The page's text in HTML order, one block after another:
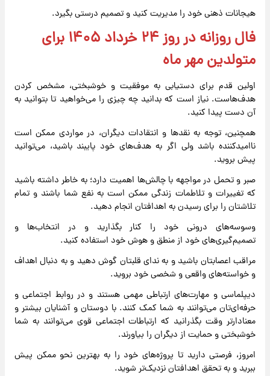
هیجانات ذهنی خود را مدیریت کنید و تصمیم درستی بگیرد.
فال روزانه در روز ۲۴ خرداد ۱۴۰۵ برای
متولدین مهر ماه
اولین قدم برای دستیابی به موفقیت و خوشبختی، مشخص کردن
هدف‌هاست. نیاز است که بدانید چه چیزی را می‌خواهید تا بتوانید به
آن دست پیدا کنید.
همچنین، توجه به نقدها و انتقادات دیگران، در مواردی ممکن است
ناامیدکننده باشد ولی اگر به هدف‌های خود پایبند باشید، می‌توانید
پیش بروید.
صبر و تحمل در مواجهه با چالش‌ها اهمیت دارد؛ به خاطر داشته باشید
که تغییرات و تلاطمات زندگی ممکن است به نفع شما باشند و تمام
تلاشتان را برای رسیدن به اهدافتان انجام دهید.
وسوسه‌های درونی خود را کنار بگذارید و در انتخاب‌ها و
تصمیم‌گیری‌های خود از منطق و هوش خود استفاده کنید.
مراقب اعصابتان باشید و به ندای قلبتان گوش دهید و به دنبال اهداف
و خواسته‌های واقعی و شخصی خود بروید.
دیپلماسی و مهارت‌های ارتباطی مهمی هستند و در روابط اجتماعی و
حرفه‌ای‌تان می‌توانند به شما کمک کنند. با دوستان و آشنایان بیشتر و
معنادارتر وقت بگذرانید که ارتباطات اجتماعی قوی می‌توانند به شما
خوشبختی و حمایت از دیگران را بیاورند.
امروز، فرصتی دارید تا پروژه‌های خود را به بهترین نحو ممکن پیش
ببرید و به تحقق اهدافتان نزدیک‌تر شوید.